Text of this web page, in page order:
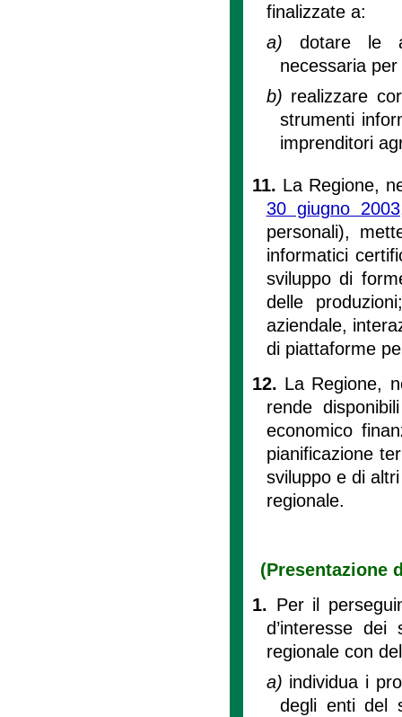
finalizzate a:
a) dotare le
necessaria
b) realizzare
strumenti
imprenditori
11. La Regione,
30 giugno
personali),
informatici
sviluppo di
delle
aziendale,
di piattaforme
12. La Regione,
rende
economico
pianificazione
sviluppo e di
regionale.
(Presentazione
1. Per il
d’interesse
regionale con
a) individua i
degli enti del